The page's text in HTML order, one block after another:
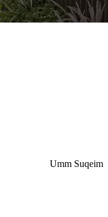
Umm Suqeim